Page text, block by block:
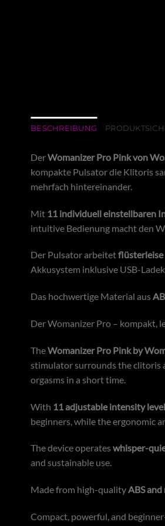
BESCHREIBUNG
DerWomanizer Pro Pink von
kompakte Pulsator die Klitoris
mehrfach hintereinander.
Mit 11 individuell einstellbaren
intuitive Bedienung macht den
Der Pulsator arbeitetflüsterleise
Akkusystem inklusive USB-
Das hochwertige Material aus
Der Womanizer Pro – kompakt,
TheWomanizer Pro Pink by
stimulator surrounds the clitoris
orgasms in a short time.
With 11 adjustable intensity
beginners, while the ergonomic
The device operateswhisper-
and sustainable use.
Made from high-qualityABS
Compact, powerful, and